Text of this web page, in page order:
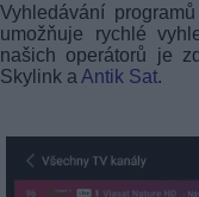
Vyhledávání
umožňuje rychlé
našich operátorů je
Skylink a Antik Sat.